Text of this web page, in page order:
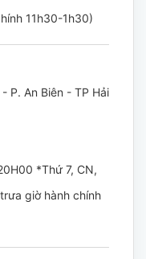
11h30-1h30)
P. An Biên - TP Hải
*Thứ 7, CN,
giờ hành chính